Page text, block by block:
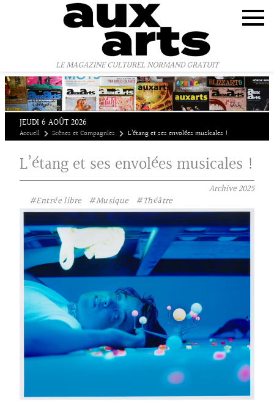
LE MAGAZINE CULTUREL NORMAND GRATUIT
JEUDI 6 AOÛT 2026
Accueil Scènes et Compagnies L’étang et ses envolées musicales !
L’étang et ses envolées musicales !
Archive2025
#Entrée libre
#Musique #Théâtre
Panneau de gestion des cookies